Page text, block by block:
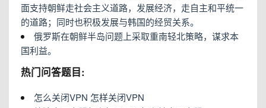
面支持朝鲜走社会主义道路，发展经济，走自主和平统一
的道路；同时也积极发展与韩国的经贸关系。
俄罗斯在朝鲜半岛问题上采取重南轻北策略，谋求本
国利益。
热门问答题目:
怎么关闭VPN 怎样关闭VPN